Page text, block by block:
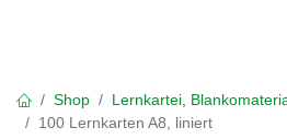
Shop
Lernkartei,
100 Lernkarten A8, liniert